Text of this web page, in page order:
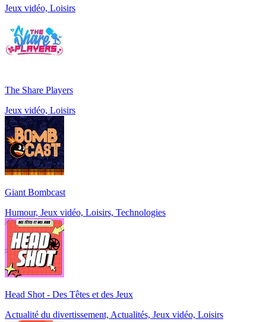
Jeux vidéo, Loisirs
The Share Players
Jeux vidéo, Loisirs
Giant Bombcast
Humour, Jeux vidéo, Loisirs, Technologies
Head Shot - Des Têtes et des Jeux
Actualité du divertissement, Actualités, Jeux vidéo, Loisirs